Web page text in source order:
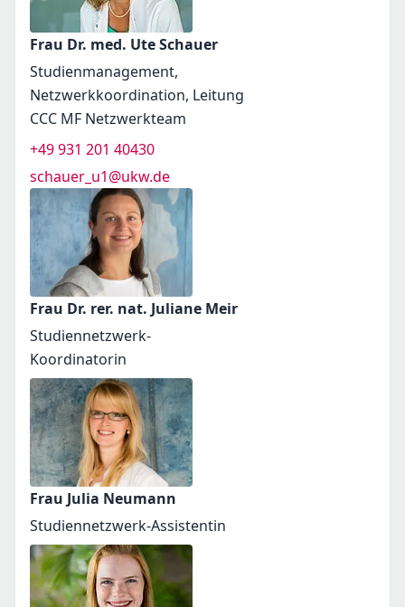
Frau Dr. med. Ute Schauer
Studienmanagement,
Netzwerkkoordination, Leitung
CCC MF Netzwerkteam
+49 931 201 40430
schauer_u1@ukw.de
Frau Dr. rer. nat. Juliane Meir
Studiennetzwerk-
Koordinatorin
Frau Julia Neumann
Studiennetzwerk-Assistentin